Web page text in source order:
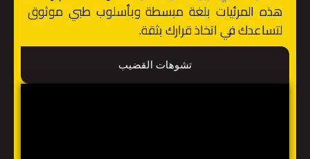
هذه المرئيات بلغة مبسطة وبأسلوب طبي موثوق
لتساعدك في اتخاذ قرارك بثقة.
تشوهات القضيب